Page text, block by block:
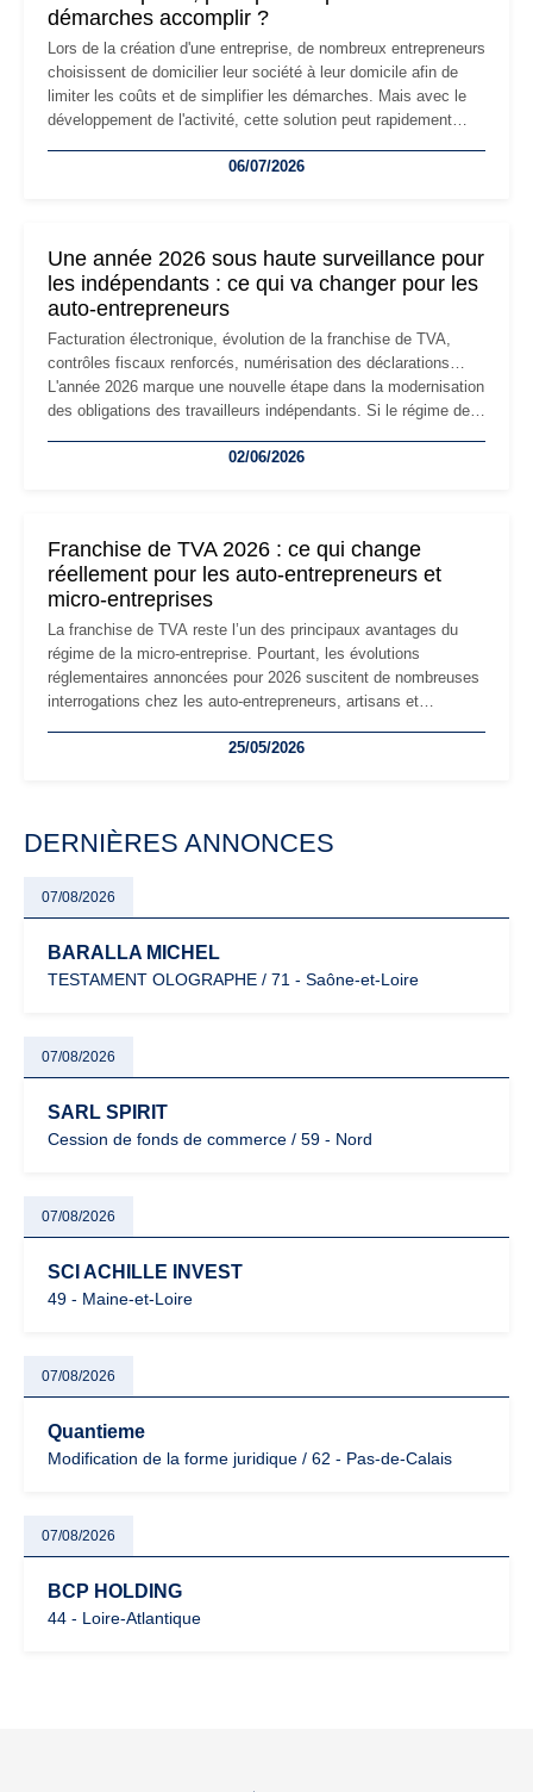
démarches accomplir ?
Lors de la création d'une entreprise, de nombreux entrepreneurs
choisissent de domicilier leur société à leur domicile afin de
limiter les coûts et de simplifier les démarches. Mais avec le
développement de l'activité, cette solution peut rapidement
professionnels, recrutement, image de marque… Le
06/07/2026
Une année 2026 sous haute surveillance pour
les indépendants : ce qui va changer pour les
auto-entrepreneurs
Facturation électronique, évolution de la franchise de TVA,
contrôles fiscaux renforcés, numérisation des déclarations…
L'année 2026 marque une nouvelle étape dans la modernisation
des obligations des travailleurs indépendants. Si le régime de
les auto-entrepreneurs devront s'adapter à un environnement
02/06/2026
Franchise de TVA 2026 : ce qui change
réellement pour les auto-entrepreneurs et
micro-entreprises
La franchise de TVA reste l’un des principaux avantages du
régime de la micro-entreprise. Pourtant, les évolutions
réglementaires annoncées pour 2026 suscitent de nombreuses
interrogations chez les auto-entrepreneurs, artisans et
facturation ou risque de bascule vers la TVA : les règles
25/05/2026
DERNIÈRES ANNONCES
07/08/2026
BARALLA MICHEL
TESTAMENT OLOGRAPHE / 71 - Saône-et-Loire
07/08/2026
SARL SPIRIT
Cession de fonds de commerce / 59 - Nord
07/08/2026
SCI ACHILLE INVEST
49 - Maine-et-Loire
07/08/2026
Quantieme
Modification de la forme juridique / 62 - Pas-de-Calais
07/08/2026
BCP HOLDING
44 - Loire-Atlantique